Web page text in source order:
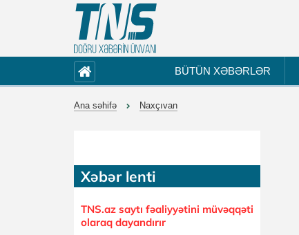
BÜTÜN XƏBƏRLƏR
Ana səhifə Naxçıvan
Xəbər lenti
TNS.az saytı fəaliyyətini müvəqqəti
olaraq dayandırır